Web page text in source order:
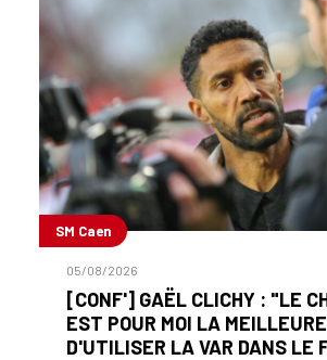
SM Caen
05/08/2026
[CONF'] GAËL CLICHY : "LE
EST POUR MOI LA
D'UTILISER LA VAR DANS LE